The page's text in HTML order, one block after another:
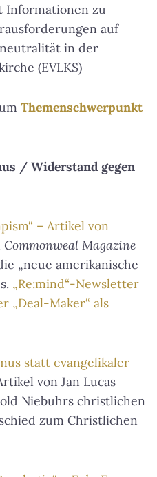
Informationen zu
auf
in der
(EVLKS)
Themenschwerpunkt
/ Widerstand gegen
– Artikel von
Commonweal Magazine
„neue amerikanische
„Re:mind“-Newsletter
„Deal-Maker“ als
statt evangelikaler
von Jan Lucas
Niebuhrs christlichen
zum Christlichen